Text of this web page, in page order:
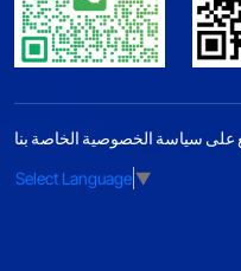
على سياسة الخصوصية الخاصة بنا
Select Language▼